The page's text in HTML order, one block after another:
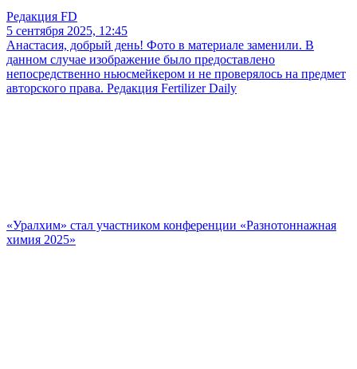
Редакция FD
5 сентября 2025, 12:45
Анастасия, добрый день! Фото в материале заменили. В
данном случае изображение было предоставлено
непосредственно ньюсмейкером и не проверялось на предмет
авторского права. Редакция Fertilizer Daily
«Уралхим» стал участником конференции «Разнотоннажная
химия 2025»